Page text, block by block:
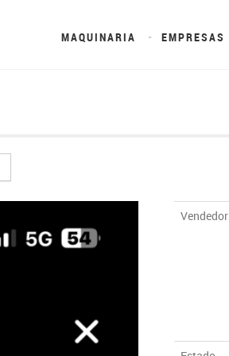
MAQUINARIA EMPRESAS
Vendedor